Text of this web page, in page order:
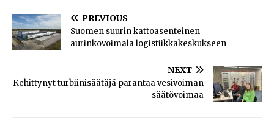
PREVIOUS
Suomen suurin kattoasenteinen
aurinkovoimala logistiikkakeskukseen
NEXT
Kehittynyt turbiinisäätäjä parantaa vesivoiman
säätövoimaa